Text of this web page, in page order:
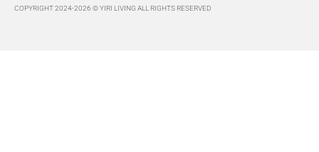
COPYRIGHT 2024-2026 © YIRI LIVING ALL RIGHTS RESERVED